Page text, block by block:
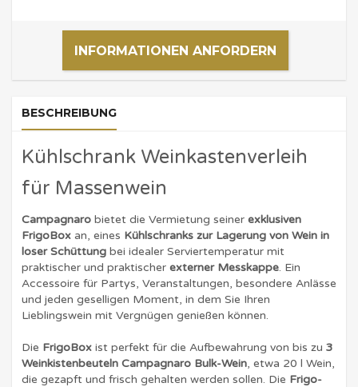
INFORMATIONEN ANFORDERN
BESCHREIBUNG
Kühlschrank Weinkastenverleih
für Massenwein
Campagnaro bietet die Vermietung seiner exklusiven
FrigoBox an, eines Kühlschranks zur Lagerung von Wein in
loser Schüttung bei idealer Serviertemperatur mit
praktischer und praktischer externer Messkappe. Ein
Accessoire für Partys, Veranstaltungen, besondere Anlässe
und jeden geselligen Moment, in dem Sie Ihren
Lieblingswein mit Vergnügen genießen können.
Die FrigoBox ist perfekt für die Aufbewahrung von bis zu 3
Weinkistenbeuteln Campagnaro Bulk-Wein, etwa 20 l Wein,
die gezapft und frisch gehalten werden sollen. Die Frigo-